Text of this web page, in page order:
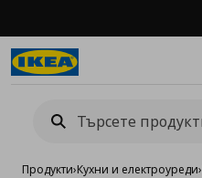
Продукти›Кухни и електроуреди›